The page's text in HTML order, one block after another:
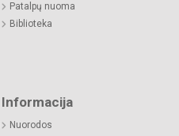
Patalpų nuoma
Biblioteka
Informacija
Nuorodos